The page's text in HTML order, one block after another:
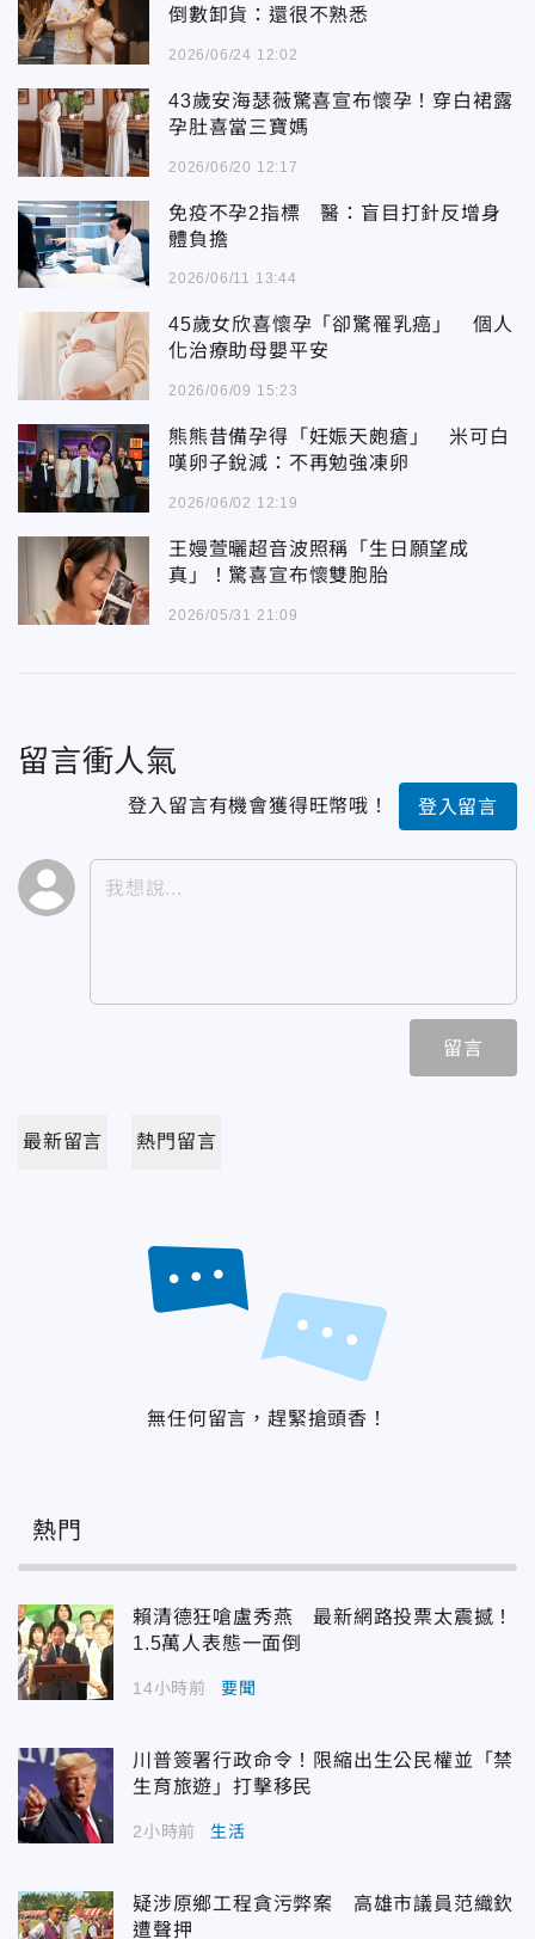
倒數卸貨：還很不熟悉
2026/06/24 12:02
43歲安海瑟薇驚喜宣布懷孕！穿白裙露
孕肚喜當三寶媽
2026/06/20 12:17
免疫不孕2指標 醫：盲目打針反增身
體負擔
2026/06/11 13:44
45歲女欣喜懷孕「卻驚罹乳癌」 個人
化治療助母嬰平安
2026/06/09 15:23
熊熊昔備孕得「妊娠天皰瘡」 米可白
嘆卵子銳減：不再勉強凍卵
2026/06/02 12:19
王嫚萱曬超音波照稱「生日願望成
真」！驚喜宣布懷雙胞胎
2026/05/31 21:09
留言衝人氣
登入留言有機會獲得旺幣哦！ 登入留言
留言
最新留言 熱門留言
無任何留言，趕緊搶頭香！
熱門
賴清德狂嗆盧秀燕 最新網路投票太震撼！
1.5萬人表態一面倒
14小時前 要聞
川普簽署行政命令！限縮出生公民權並「禁
生育旅遊」打擊移民
2小時前 生活
疑涉原鄉工程貪污弊案 高雄市議員范織欽
遭聲押